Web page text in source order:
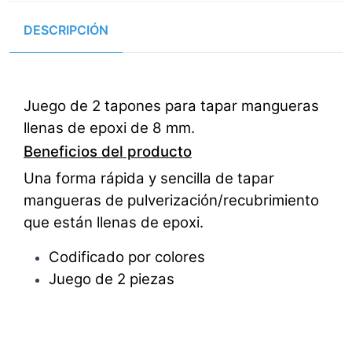
DESCRIPCIÓN
Juego de 2 tapones para tapar mangueras
llenas de epoxi de 8 mm.
Beneficios del producto
Una forma rápida y sencilla de tapar
mangueras de pulverización/recubrimiento
que están llenas de epoxi.
Codificado por colores
Juego de 2 piezas